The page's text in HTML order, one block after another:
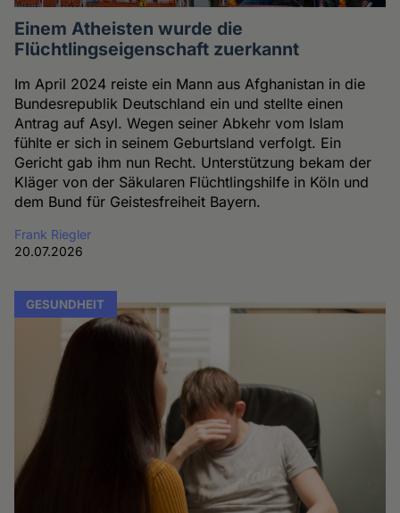
Einem Atheisten wurde die
Flüchtlingseigenschaft zuerkannt
Im April 2024 reiste ein Mann aus Afghanistan in die
Bundesrepublik Deutschland ein und stellte einen
Antrag auf Asyl. Wegen seiner Abkehr vom Islam
fühlte er sich in seinem Geburtsland verfolgt. Ein
Gericht gab ihm nun Recht. Unterstützung bekam der
Kläger von der Säkularen Flüchtlingshilfe in Köln und
dem Bund für Geistesfreiheit Bayern.
Frank Riegler
20.07.2026
GESUNDHEIT